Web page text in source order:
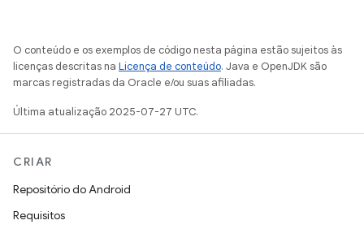
O conteúdo e os exemplos de código nesta página estão sujeitos às
licenças descritas na Licença de conteúdo. Java e OpenJDK são
marcas registradas da Oracle e/ou suas afiliadas.
Última atualização 2025-07-27 UTC.
CRIAR
Repositório do Android
Requisitos